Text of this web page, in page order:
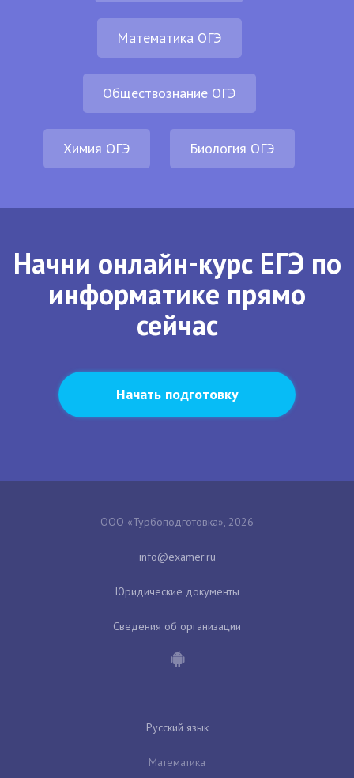
Математика ОГЭ
Обществознание ОГЭ
Химия ОГЭ Биология ОГЭ
Начни онлайн-курс ЕГЭ по
информатике прямо
сейчас
Начать подготовку
ООО «Турбоподготовка», 2026
Юридические документы
Сведения об организации
Русский язык
Математика